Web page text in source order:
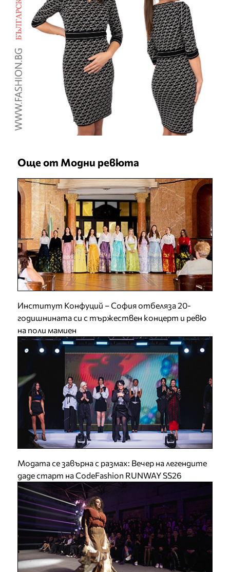
Още от Модни ревюта
Институт Конфуций – София отбеляза 20-
годишнината си с тържествен концерт и ревю
на поли мамиен
Модата се завърна с размах: Вечер на легендите
даде старт на CodeFashion RUNWAY SS26